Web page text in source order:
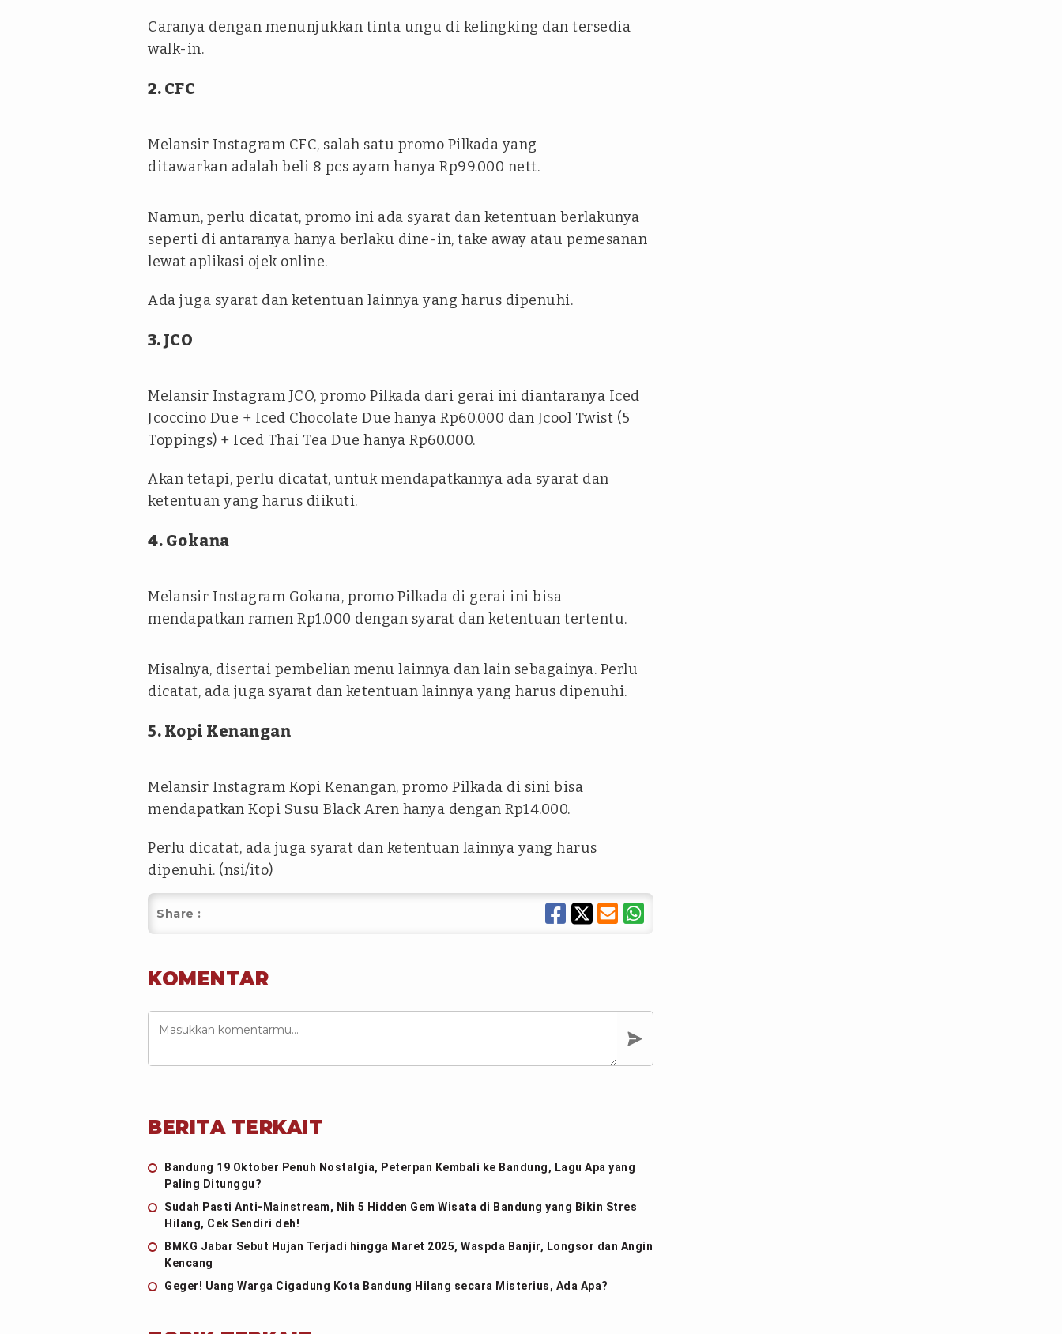
Caranya dengan menunjukkan tinta ungu di kelingking dan tersedia
walk-in.
2. CFC
Melansir Instagram CFC, salah satu promo Pilkada yang
ditawarkan adalah beli 8 pcs ayam hanya Rp99.000 nett.
Namun, perlu dicatat, promo ini ada syarat dan ketentuan berlakunya
seperti di antaranya hanya berlaku dine-in, take away atau pemesanan
lewat aplikasi ojek online.
Ada juga syarat dan ketentuan lainnya yang harus dipenuhi.
3. JCO
Melansir Instagram JCO, promo Pilkada dari gerai ini diantaranya Iced
Jcoccino Due + Iced Chocolate Due hanya Rp60.000 dan Jcool Twist (5
Toppings) + Iced Thai Tea Due hanya Rp60.000.
Akan tetapi, perlu dicatat, untuk mendapatkannya ada syarat dan
ketentuan yang harus diikuti.
4. Gokana
Melansir Instagram Gokana, promo Pilkada di gerai ini bisa
mendapatkan ramen Rp1.000 dengan syarat dan ketentuan tertentu.
Misalnya, disertai pembelian menu lainnya dan lain sebagainya. Perlu
dicatat, ada juga syarat dan ketentuan lainnya yang harus dipenuhi.
5. Kopi Kenangan
Melansir Instagram Kopi Kenangan, promo Pilkada di sini bisa
mendapatkan Kopi Susu Black Aren hanya dengan Rp14.000.
Perlu dicatat, ada juga syarat dan ketentuan lainnya yang harus
dipenuhi. (nsi/ito)
Share :
KOMENTAR
BERITA TERKAIT
Bandung 19 Oktober Penuh Nostalgia, Peterpan Kembali ke Bandung, Lagu Apa yang
Paling Ditunggu?
Sudah Pasti Anti-Mainstream, Nih 5 Hidden Gem Wisata di Bandung yang Bikin Stres
Hilang, Cek Sendiri deh!
BMKG Jabar Sebut Hujan Terjadi hingga Maret 2025, Waspda Banjir, Longsor dan Angin
Kencang
Geger! Uang Warga Cigadung Kota Bandung Hilang secara Misterius, Ada Apa?